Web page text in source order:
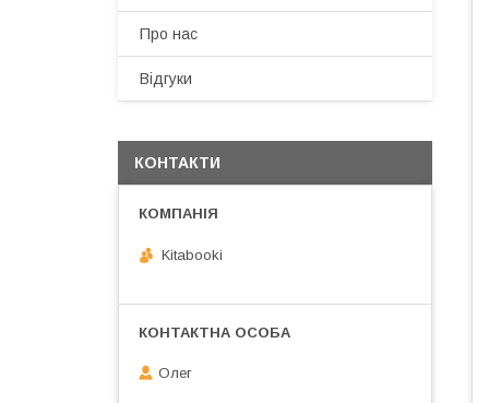
Про нас
Відгуки
КОНТАКТИ
Kitabooki
Олег